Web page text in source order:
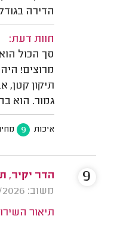
הדירה בגודל
חוות דעת:
סך הכול
מרוצים!
תיקון קטן,
גמור. הוא
איכות 9
הדר יקיר,
משוב: 26/02/2026
תיאור
9